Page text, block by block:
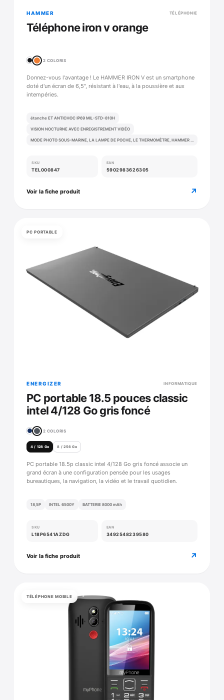
HAMMER TÉLÉPHONIE
Téléphone iron v orange
2 COLORIS
Donnez-vous l'avantage ! Le HAMMER IRON V est un smartphone
doté d'un écran de 6,5", résistant à l'eau, à la poussière et aux
intempéries.
étanche ET ANTICHOC IP69 MIL-STD-810H
VISION NOCTURNE AVEC ENREGISTREMENT VIDÉO
MODE PHOTO SOUS-MARINE, LA LAMPE DE POCHE, LE THERMOMÈTRE, HAMMER TOOLBOX, RADIO SANS ÉCOUTEURS
SKU
TEL000847
EAN
5902983626305
Voir la fiche produit ↗
PC PORTABLE
ENERGIZER INFORMATIQUE
PC portable 18.5 pouces classic
intel 4/128 Go gris foncé
2 COLORIS
4 / 128 Go 8 / 256 Go
PC portable 18.5p classic intel 4/128 Go gris foncé associe un
grand écran à une configuration pensée pour les usages
bureautiques, la navigation, la vidéo et le travail quotidien.
18,5P INTEL 6500Y BATTERIE 8000 mAh
SKU
L18P6541AZDG
EAN
3492548239580
Voir la fiche produit ↗
TÉLÉPHONE MOBILE